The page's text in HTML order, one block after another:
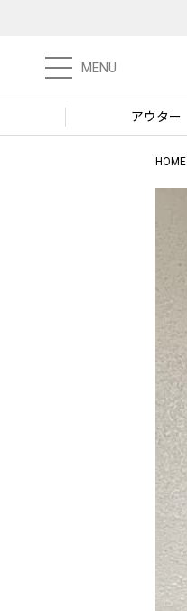
MENU
アウター
HOME